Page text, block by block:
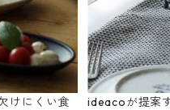
けにくい食
ideacoが提案